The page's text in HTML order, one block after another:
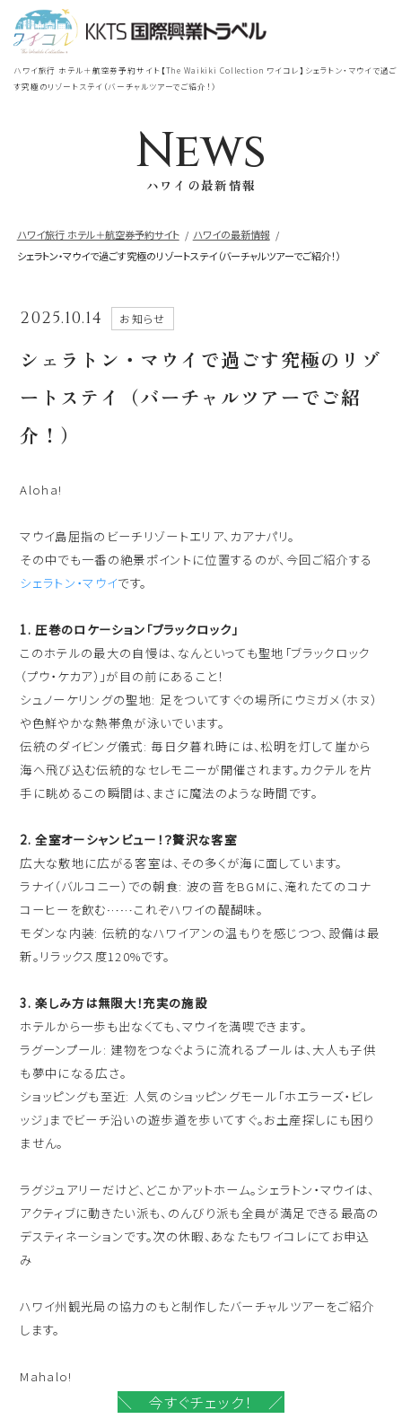
ハワイ旅行 ホテル＋航空券予約サイト【The Waikiki Collection ワイコレ】シェラトン・マウイで過ご
す究極のリゾートステイ（バーチャルツアーでご紹介！）
News
ハワイの最新情報
ハワイ旅行 ホテル＋航空券予約サイト
ハワイの最新情報
シェラトン・マウイで過ごす究極のリゾートステイ（バーチャルツアーでご紹介！）
2025.10.14 お知らせ
シェラトン・マウイで過ごす究極のリゾ
ートステイ（バーチャルツアーでご紹
介！）
Aloha!
マウイ島屈指のビーチリゾートエリア、カアナパリ。
その中でも一番の絶景ポイントに位置するのが、今回ご紹介する
シェラトン・マウイです。
1. 圧巻のロケーション「ブラックロック」
このホテルの最大の自慢は、なんといっても聖地「ブラックロック
（プウ・ケカア）」が目の前にあること！
シュノーケリングの聖地: 足をついてすぐの場所にウミガメ（ホヌ）
や色鮮やかな熱帯魚が泳いでいます。
伝統のダイビング儀式: 毎日夕暮れ時には、松明を灯して崖から
海へ飛び込む伝統的なセレモニーが開催されます。カクテルを片
手に眺めるこの瞬間は、まさに魔法のような時間です。
2. 全室オーシャンビュー！？贅沢な客室
広大な敷地に広がる客室は、その多くが海に面しています。
ラナイ（バルコニー）での朝食: 波の音をBGMに、淹れたてのコナ
コーヒーを飲む……これぞハワイの醍醐味。
モダンな内装: 伝統的なハワイアンの温もりを感じつつ、設備は最
新。リラックス度120%です。
3. 楽しみ方は無限大！充実の施設
ホテルから一歩も出なくても、マウイを満喫できます。
ラグーンプール: 建物をつなぐように流れるプールは、大人も子供
も夢中になる広さ。
ショッピングも至近: 人気のショッピングモール「ホエラーズ・ビレ
ッジ」までビーチ沿いの遊歩道を歩いてすぐ。お土産探しにも困り
ません。
ラグジュアリーだけど、どこかアットホーム。シェラトン・マウイは、
アクティブに動きたい派も、のんびり派も全員が満足できる最高の
デスティネーションです。次の休暇、あなたもワイコレにてお申込
み
ハワイ州観光局の協力のもと制作したバーチャルツアーをご紹介
します。
Mahalo!
＼ 今すぐチェック！ ／
TOP
ロイヤルハワイアンラグジュアリー
モアナサーフライダー
シェラトン・プリンセスカイウラニ・ワイ
キキ・ビーチ
5つの特徴
お客様の声
ハワイの最新情報
お問い合わせ
ご予約の流れ
宿泊 ＋ 航空券
シェラトン・ワイキキ・ビーチリ
到着地
座席クラス
出発日
泊数 部屋数
人数
大人2名/子供 0名/添い寝0名/幼児0名
宿泊+航空券を検索
宿泊予約のみのお客様
シェラトン・ワイキキ・ビーチリゾート
ロイヤルハワイアン ラグジュアリーコレクションリゾート
モアナサーフライダー ウェスティンリゾート&スパ
シェラトン プリンセス・カイウラニ
ご予約内容の確認・キャンセル